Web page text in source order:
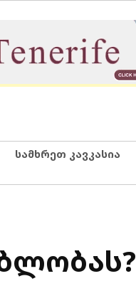
სამხრეთ კავკასია